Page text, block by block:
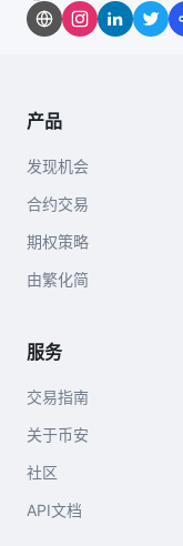
产品
发现机会
合约交易
期权策略
由繁化简
服务
交易指南
关于币安
社区
API文档